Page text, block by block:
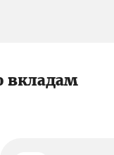
вкладам